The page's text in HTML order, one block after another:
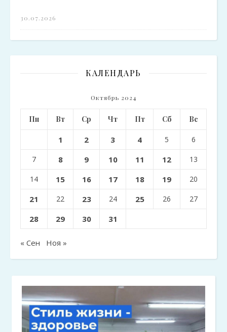
30.07.2026
КАЛЕНДАРЬ
Октябрь 2024
Пн Вт Ср Чт Пт Сб Вс
1 2 3 4 5 6
7 8 9 10 11 12 13
14 15 16 17 18 19 20
21 22 23 24 25 26 27
28 29 30 31
« Сен Ноя »